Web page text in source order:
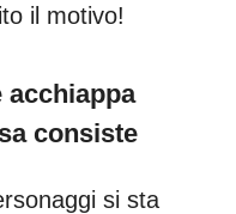
il motivo!
acchiappa
consiste
si sta